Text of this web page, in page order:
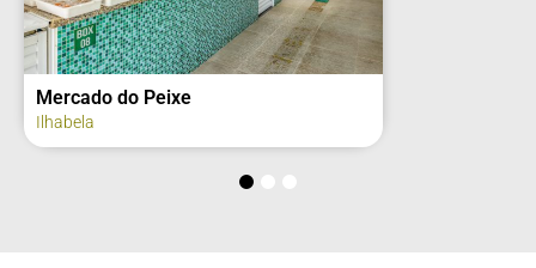
Mercado do Peixe
Ilhabela